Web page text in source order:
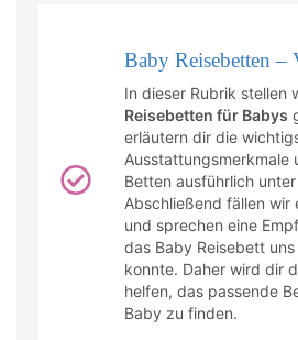
Baby Reisebetten –
In dieser Rubrik stellen
Reisebetten für Babys
erläutern dir die
Ausstattungsmerkmale
Betten ausführlich
Abschließend fällen wir
und sprechen eine
das Baby Reisebett
konnte. Daher wird dir
helfen, das passende
Baby zu finden.